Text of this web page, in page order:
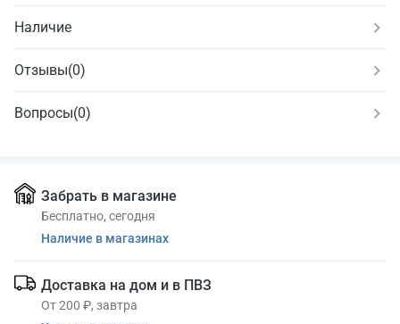
Наличие
Отзывы(0)
Вопросы(0)
Забрать в магазине
Бесплатно, сегодня
Наличие в магазинах
Доставка на дом и в ПВЗ
От 200 ₽, завтра